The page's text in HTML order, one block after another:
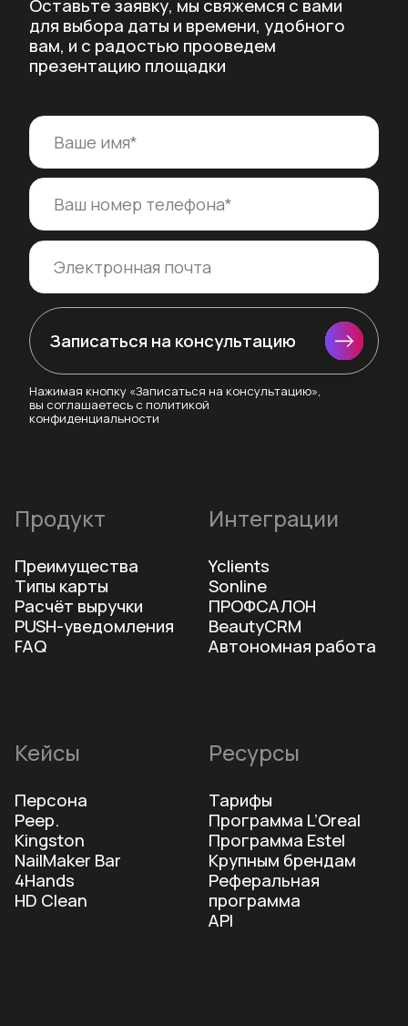
Преимущества
Типы карты
Расчёт выручки
PUSH-уведомления
FAQ
ПРОФСАЛОН
BeautyCRM
Автономная работа
Персона
Peep.
Kingston
NailMaker Bar
4Hands
HD Clean
Тарифы
Программа Estel
Реферальная
программа
API
Ресурсы
Кейсы
вы соглашаетесь с политикой
конфиденциальности
Телефон для связи
Официальный партнёр
Официальный партнёр
Почта для связи
hello@boomee.cards
Telegram
Техническая поддержка